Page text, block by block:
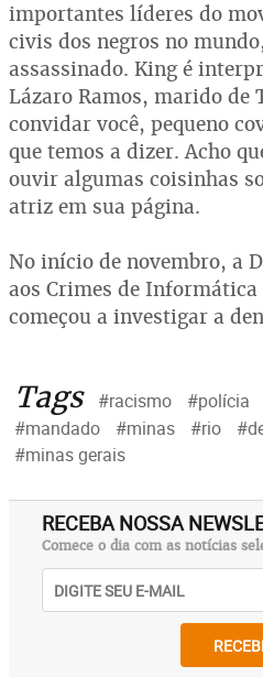
importantes líderes do
civis dos negros no
assassinado. King é
Lázaro Ramos, marido de
convidar você, pequeno
que temos a dizer. Acho
ouvir algumas coisinhas
atriz em sua página.
No início de novembro, a
aos Crimes de Informática
começou a investigar a
Tags #racismo #polícia
#mandado
#minas #rio
#minas gerais
RECEBA NOSSA
Comece o dia com as notícias